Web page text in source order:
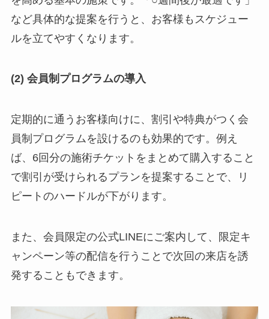
など具体的な提案を行うと、お客様もスケジュー
ルを立てやすくなります。
(2) 会員制プログラムの導入
定期的に通うお客様向けに、割引や特典がつく会
員制プログラムを設けるのも効果的です。例え
ば、6回分の施術チケットをまとめて購入すること
で割引が受けられるプランを提案することで、リ
ピートのハードルが下がります。
また、会員限定の公式LINEにご案内して、限定キ
ャンペーン等の配信を行うことで次回の来店を誘
発することもできます。